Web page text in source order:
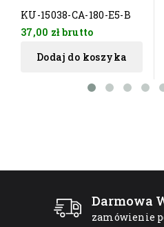
KU-15038-CA-180-E5-B
37,00 złbrutto
Dodaj do koszyka
Darmowa
zamówienie